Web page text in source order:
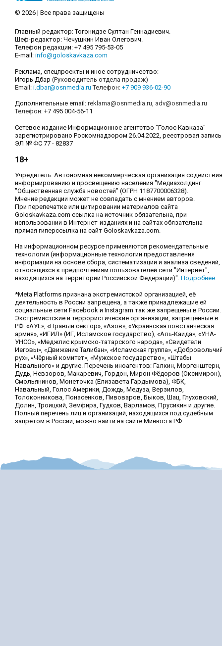
© 2026 | Все права защищены
Главный редактор: Тогонидзе Султан Геннадиевич.
Шеф-редактор: Чечушкин Иван Олегович.
Телефон редакции: +7 495 795-53-05
E-mail: info@goloskavkaza.com
Реклама, спецпроекты и иное сотрудничество:
Игорь Дбар (Руководитель отдела продаж)
Email: i.dbar@osnmedia.ru Телефон: +7 909 936-02-90
Дополнительные email: reklama@osnmedia.ru, adv@osnmedia.ru
Телефон: +7 495 004-56-11
Сетевое издание Информационное агентство "Голос Кавказа"
зарегистрировано Роскомнадзором 26.04.2022, реестровая запись
ЭЛ № ФС 77 - 82837
18+
Учредитель: Автономная некоммерческая организация содействия
информированию и просвещению населения "Медиахолдинг
"Общественная служба новостей" (ОГРН 1187700006328).
Мнение редакции может не совпадать с мнением авторов.
При перепечатке или цитировании материалов сайта
Goloskavkaza.com ссылка на источник обязательна, при
использовании в Интернет-изданиях и на сайтах обязательна
прямая гиперссылка на сайт Goloskavkaza.com.
На информационном ресурсе применяются рекомендательные
технологии (информационные технологии предоставления
информации на основе сбора, систематизации и анализа сведений,
относящихся к предпочтениям пользователей сети "Интернет",
находящихся на территории Российской Федерации)". Подробнее.
*Meta Platforms признана экстремистской организацией, её
деятельность в России запрещена, а также принадлежащие ей
социальные сети Facebook и Instagram так же запрещены в России.
Экстремистские и террористические организации, запрещенные в
РФ: «АУЕ», «Правый сектор», «Азов», «Украинская повстанческая
армия», «ИГИЛ» (ИГ, Исламское государство), «Аль-Каида», «УНА-
УНСО», «Меджлис крымско-татарского народа», «Свидетели
Иеговы», «Движение Талибан», «Исламская группа»,
рух», «Чёрный комитет», «Мужское государство», «Штабы
Навального» и другие. Перечень иноагентов: Галкин, Моргенштерн,
Дудь, Невзоров, Макаревич, Гордон, Мирон Фёдоров (Оксимирон),
Смольянинов, Монеточка (Елизавета Гардымова), ФБК,
Навальный, Голос Америки, Дождь, Медуза, Верзилов,
Толоконникова, Понасенков, Пивоваров, Быков, Шац, Глуховский,
Долин, Троицкий, Земфира, Гудков, Варламов, Прусикин и другие.
Полный перечень лиц и организаций, находящихся под судебным
запретом в России, можно найти на сайте Минюста РФ.